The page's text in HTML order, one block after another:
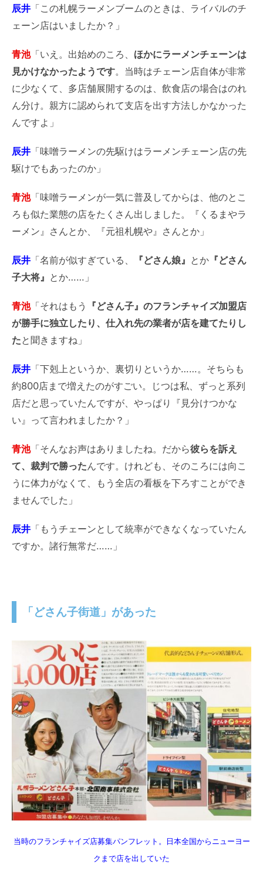
辰井 「この札幌ラーメンブームのときは、ライバルのチ
ェーン店はいましたか？」
青池「いえ。出始めのころ、 ほかにラーメンチェーンは
見かけなかったようです。当時はチェーン店自体が非常
に少なくて、多店舗展開するのは、飲食店の場合はのれ
ん分け。親方に認められて支店を出す方法しかなかった
んですよ」
辰井 「味噌ラーメンの先駆けはラーメンチェーン店の先
駆けでもあったのか」
青池「味噌ラーメンが一気に普及してからは、他のとこ
ろも似た業態の店をたくさん出しました。『くるまやラ
ーメン』さんとか、『元祖札幌や』さんとか」
辰井 「名前が似すぎている、 『どさん娘』 とか 『どさん
子大将』 とか……」
青池「それはもう
『どさん子』のフランチャイズ加盟店
が勝手に独立したり、仕入れ先の業者が店を建てたりし
たと聞きますね」
辰井 「下剋上というか、裏切りというか……。そちらも
約800店まで増えたのがすごい。じつは私、ずっと系列
店だと思っていたんですが、やっぱり『見分けつかな
い』って言われましたか？」
青池「そんなお声はありましたね。だから彼らを訴え
て、裁判で勝ったんです。けれども、そのころには向こ
うに体力がなくて、もう全店の看板を下ろすことができ
ませんでした」
辰井 「もうチェーンとして統率ができなくなっていたん
ですか。諸行無常だ……」
「どさん子街道」があった
当時のフランチャイズ店募集パンフレット。日本全国からニューヨー
クまで店を出していた